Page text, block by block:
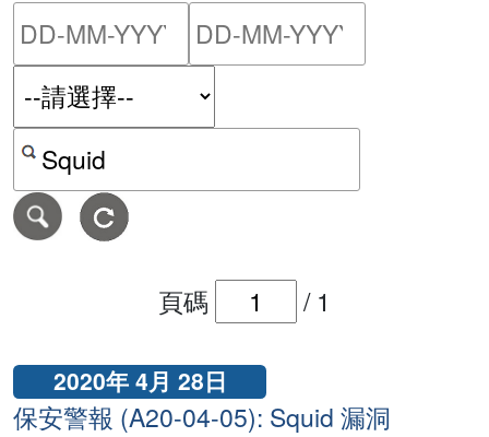
請輸入搜尋日期範圍的開
按關鍵字或 CVE ID 搜尋保安警報
頁碼 / 1
2020年 4月 28日
保安警報 (A20-04-05): Squid 漏洞